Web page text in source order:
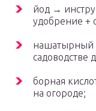
йод →
удобрение +
нашатырный
садоводстве
борная
на огороде;